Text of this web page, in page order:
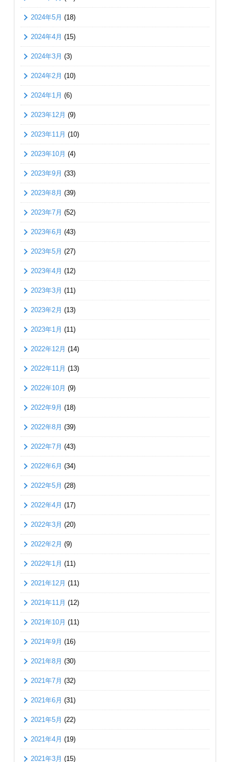
2024年5月 (18)
2024年4月 (15)
2024年3月 (3)
2024年2月 (10)
2024年1月 (6)
2023年12月 (9)
2023年11月 (10)
2023年10月 (4)
2023年9月 (33)
2023年8月 (39)
2023年7月 (52)
2023年6月 (43)
2023年5月 (27)
2023年4月 (12)
2023年3月 (11)
2023年2月 (13)
2023年1月 (11)
2022年12月 (14)
2022年11月 (13)
2022年10月 (9)
2022年9月 (18)
2022年8月 (39)
2022年7月 (43)
2022年6月 (34)
2022年5月 (28)
2022年4月 (17)
2022年3月 (20)
2022年2月 (9)
2022年1月 (11)
2021年12月 (11)
2021年11月 (12)
2021年10月 (11)
2021年9月 (16)
2021年8月 (30)
2021年7月 (32)
2021年6月 (31)
2021年5月 (22)
2021年4月 (19)
2021年3月 (15)